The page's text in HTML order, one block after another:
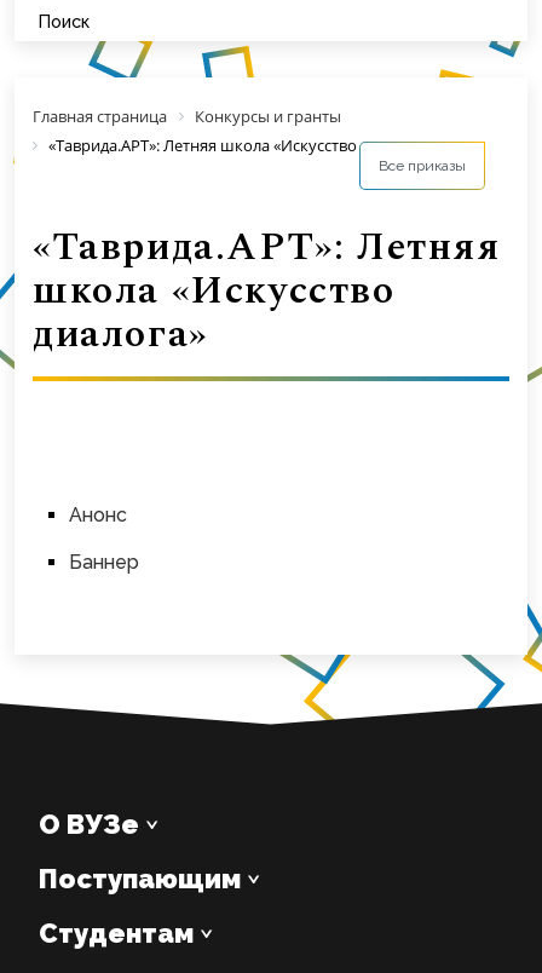
Поиск
Главная страница
Конкурсы и гранты
«Таврида.АРТ»: Летняя школа «Искусство диалога»
Все приказы
«Таврида.АРТ»: Летняя
школа «Искусство
диалога»
Анонс
Баннер
О ВУЗе
Поступающим
Студентам